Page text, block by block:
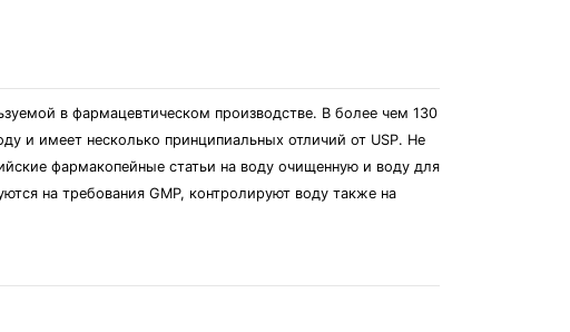
в фармацевтическом производстве. В более чем 130
и имеет несколько принципиальных отличий от USP. Не
фармакопейные статьи на воду очищенную и воду для
на требования GMP, контролируют воду также на